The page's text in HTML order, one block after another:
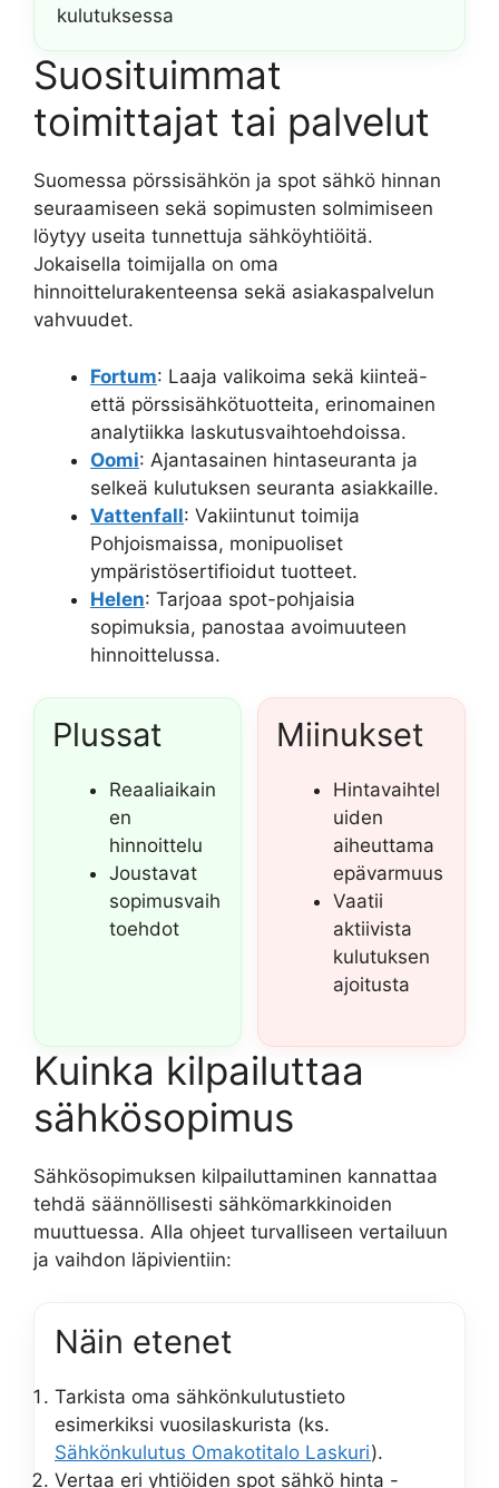
kulutuksessa
Suosituimmat
toimittajat tai palvelut
Suomessa pörssisähkön ja spot sähkö hinnan
seuraamiseen sekä sopimusten solmimiseen
löytyy useita tunnettuja sähköyhtiöitä.
Jokaisella toimijalla on oma
hinnoittelurakenteensa sekä asiakaspalvelun
vahvuudet.
Fortum: Laaja valikoima sekä kiinteä-
että pörssisähkötuotteita, erinomainen
analytiikka laskutusvaihtoehdoissa.
Oomi: Ajantasainen hintaseuranta ja
selkeä kulutuksen seuranta asiakkaille.
Vattenfall: Vakiintunut toimija
Pohjoismaissa, monipuoliset
ympäristösertifioidut tuotteet.
Helen: Tarjoaa spot-pohjaisia
sopimuksia, panostaa avoimuuteen
hinnoittelussa.
Plussat
Reaaliaikain
en
hinnoittelu
Joustavat
sopimusvaih
toehdot
Miinukset
Hintavaihtel
uiden
aiheuttama
epävarmuus
Vaatii
aktiivista
kulutuksen
ajoitusta
Kuinka kilpailuttaa
sähkösopimus
Sähkösopimuksen kilpailuttaminen kannattaa
tehdä säännöllisesti sähkömarkkinoiden
muuttuessa. Alla ohjeet turvalliseen vertailuun
ja vaihdon läpivientiin:
Näin etenet
Tarkista oma sähkönkulutustieto
esimerkiksi vuosilaskurista (ks.
Sähkönkulutus Omakotitalo Laskuri).
Vertaa eri yhtiöiden spot sähkö hinta -